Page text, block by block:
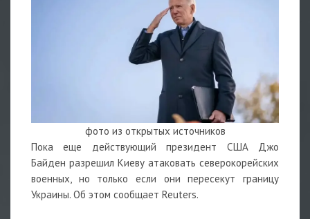
фото из открытых источников
Пока еще действующий президент США Джо
Байден разрешил Киеву атаковать северокорейских
военных, но только если они пересекут границу
Украины. Об этом сообщает Reuters.